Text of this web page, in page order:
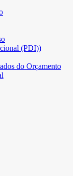
(PDI))
do Orçamento